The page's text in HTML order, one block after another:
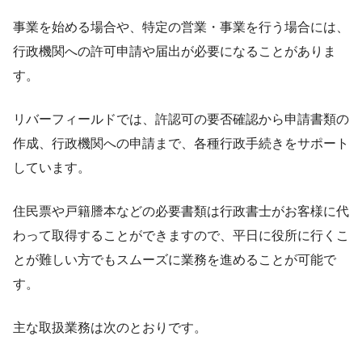
事業を始める場合や、特定の営業・事業を行う場合には、
行政機関への許可申請や届出が必要になることがありま
す。
リバーフィールドでは、許認可の要否確認から申請書類の
作成、行政機関への申請まで、各種行政手続きをサポート
しています。
住民票や戸籍謄本などの必要書類は行政書士がお客様に代
わって取得することができますので、平日に役所に行くこ
とが難しい方でもスムーズに業務を進めることが可能で
す。
主な取扱業務は次のとおりです。